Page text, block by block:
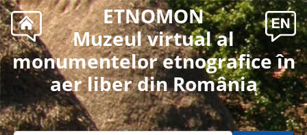
ETNOMON
Muzeul virtual al
monumentelor etnografice în
aer liber din România